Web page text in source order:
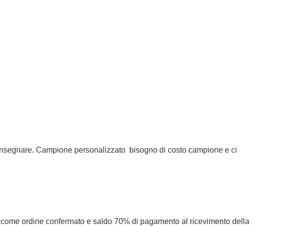
Campione personalizzato bisogno di costo campione e ci
ordine confermato e saldo 70% di pagamento al ricevimento della